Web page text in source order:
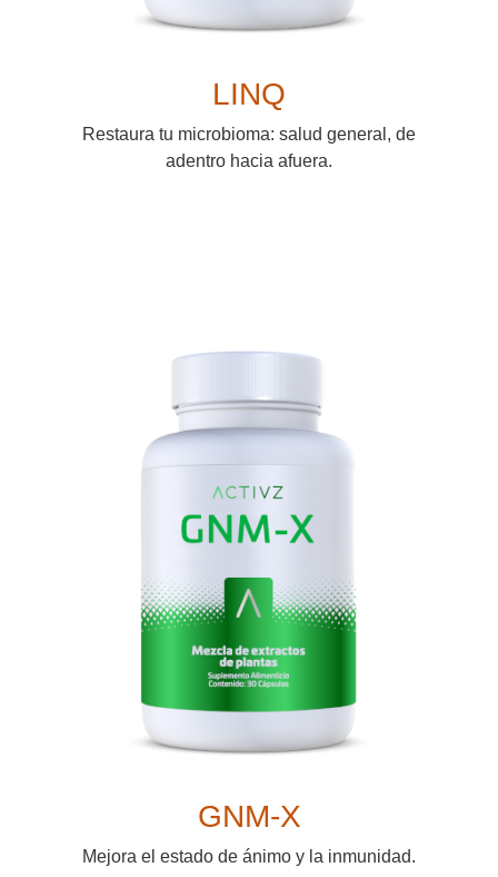
LINQ
Restaura tu microbioma: salud general, de
adentro hacia afuera.
GNM-X
Mejora el estado de ánimo y la inmunidad.